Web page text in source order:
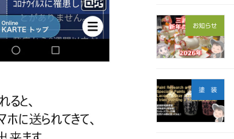
お知らせ
塗 装